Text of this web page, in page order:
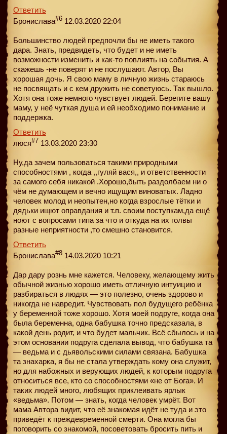
Ответить
Бронислава#6 12.03.2020 22:04
Большинство людей предпочли бы не иметь такого
дара. Знать, предвидеть, что будет и не иметь
возможности изменить и как-то повлиять на события. А
скажешь -не поверят и не послушают. Автор, Вы
хорошая дочь. Я свою маму в личную жизнь стараюсь
не посвящать и с кем дружить не советуюсь. Так вышло.
Хотя она тоже немного чувствует людей. Берегите вашу
маму, у неё чуткая душа и ей необходимо понимание и
поддержка.
Ответить
люся#7 13.03.2020 23:30
Ну,да зачем пользоваться такими природными
способностями , когда ,,гуляй вася,, и ответственности
за самого себя никакой .Хорошо,быть раздолбаем ни о
чём не думающем и вечно ищущим виноватых. Ладно
человек молод и неопытен,но когда взрослые тётки и
дядьки ищют оправдания и т.п. своим поступкам,да ещё
ноют с вопросами типа за что и откуда на их голвы
разные неприятности ,то смешно становится.
Ответить
Бронислава#8 14.03.2020 10:21
Дар дару рознь мне кажется. Человеку, желающему жить
обычной жизнью хорошо иметь отличную интуицию и
разбираться в людях — это полезно, очень здорово и
никогда не навредит. Чувствовать пол будущего ребёнка
у беременной тоже хорошо. Хотя моей подруге, когда она
была беременна, одна бабушка точно предсказала, в
какой день родит, и что будет мальчик. Всё сбылось и на
этом основании подруга сделала вывод, что бабушка та
— ведьма и с дьявольскими силами связана. Бабушка
та знахарка, я бы не стала утверждать кому она служит,
но для набожных и верующих людей, к которым подруга
относиться все, кто со способностями «не от Бога». И
таких людей много, любящих приклеивать ярлык
«ведьма». Потом — знать, когда человек умрёт. Вот
мама Автора видит, что её знакомая идёт не туда и это
приведёт к преждевременной смерти. Она могла бы
поговорить со знакомой, посоветовать бросить пить и